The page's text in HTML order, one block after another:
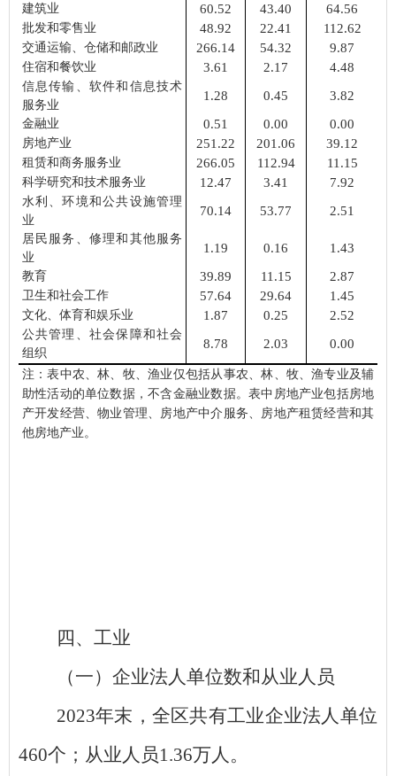
建筑业 60.52 43.40 64.56
批发和零售业 48.92 22.41 112.62
交通运输、仓储和邮政业 266.14 54.32 9.87
住宿和餐饮业 3.61 2.17 4.48
信息传输、软件和信息技术
服务业
1.28 0.45 3.82
金融业 0.51 0.00 0.00
房地产业 251.22 201.06 39.12
租赁和商务服务业 266.05 112.94 11.15
科学研究和技术服务业 12.47 3.41 7.92
水利、环境和公共设施管理
业
70.14 53.77 2.51
居民服务、修理和其他服务
业
1.19 0.16 1.43
教育 39.89 11.15 2.87
卫生和社会工作 57.64 29.64 1.45
文化、体育和娱乐业 1.87 0.25 2.52
公共管理、社会保障和社会
组织
8.78 2.03 0.00
注：表中农、林、牧、渔业仅包括从事农、林、牧、渔专业及辅
助性活动的单位数据，不含金融业数据。表中房地产业包括房地
产开发经营、物业管理、房地产中介服务、房地产租赁经营和其
他房地产业。
四、工业
（一）企业法人单位数和从业人员
2023年末，全区共有工业企业法人单位
460个；从业人员1.36万人。